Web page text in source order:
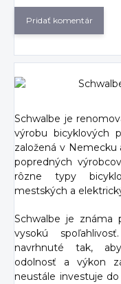
Pridať komentár
Schwalbe je
výrobu bicyklových
založená v Nemecku
popredných
rôzne typy
mestských a
Schwalbe je známa
vysokú
navrhnuté tak,
odolnosť a výkon
neustále investuje